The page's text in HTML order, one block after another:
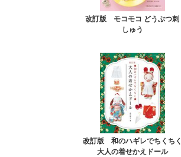
改訂版 モコモコ どうぶつ刺
しゅう
改訂版 和のハギレでちくちく
大人の着せかえドール